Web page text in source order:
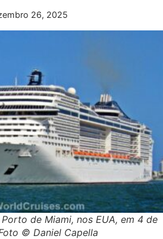
26, 2025
de Miami, nos EUA, em 4 de
© Daniel Capella